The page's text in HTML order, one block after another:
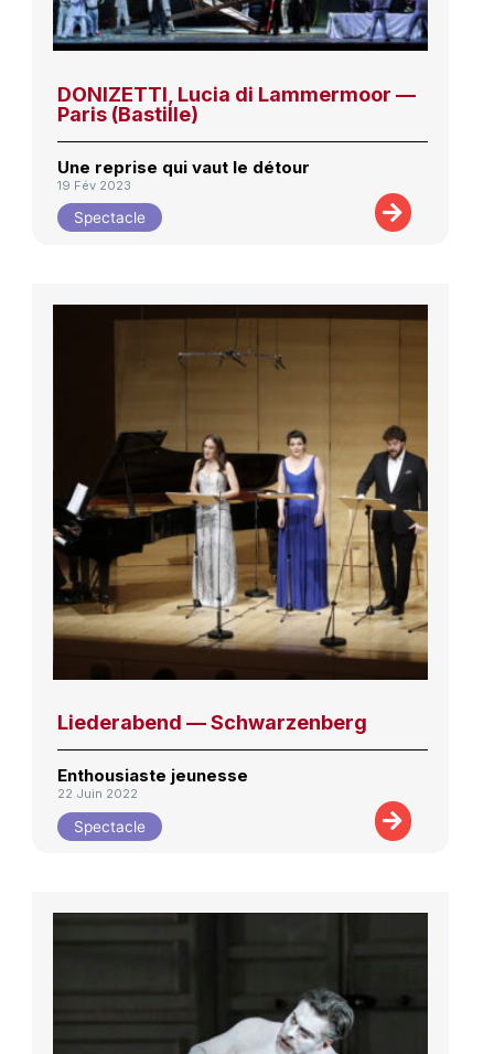
DONIZETTI, Lucia di Lammermoor —
Paris (Bastille)
Une reprise qui vaut le détour
19 Fév 2023
Spectacle
Liederabend — Schwarzenberg
Enthousiaste jeunesse
22 Juin 2022
Spectacle